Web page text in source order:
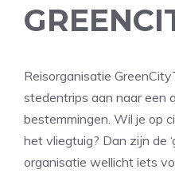
Reisorganisatie
stedentrips aan naar een
bestemmingen. Wil je op
het vliegtuig? Dan zijn de
organisatie wellicht iets